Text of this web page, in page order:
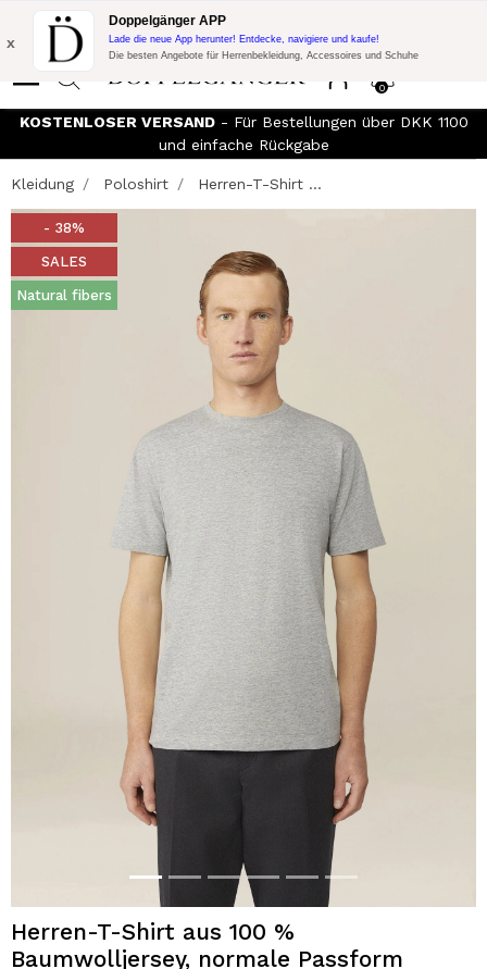
Blitzangebot:
10% Extra-Rabatt auf 300€ Einkauf mit Code:
DOPPEL300
0
x
Doppelgänger APP
Lade die neue App herunter! Entdecke, navigiere und kaufe!
Die besten Angebote für Herrenbekleidung, Accessoires und Schuhe
KOSTENLOSER VERSAND- Für Bestellungen über DKK 1100
und einfache Rückgabe
Kleidung Poloshirt Herren-T-Shirt ...
- 38%
SALES
Natural fibers
Herren-T-Shirt aus 100 %
Baumwolljersey, normale Passform